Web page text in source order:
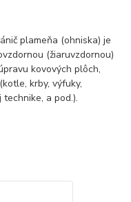
plameňa (ohniska) je
(žiaruvzdornou)
kovových plôch,
krby, výfuky,
a pod.).